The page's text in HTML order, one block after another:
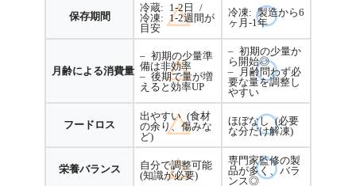
保存期間
冷蔵: 1-2日 /
冷凍: 1-2週間が
目安
冷凍: 製造から6
ヶ月-1年
月齢による消費量
– 初期の少量準
備は非効率
– 後期で量が増
えると効率UP
– 初期の少量か
ら開始◎
– 月齢問わず必
要な量を調整し
やすい
フードロス
出やすい (食材
の余り、傷みな
ど)
ほぼなし (必要
な分だけ解凍)
栄養バランス
自分で調整可能
(知識が必要)
専門家監修の製
品が多く、バラ
ンス◎